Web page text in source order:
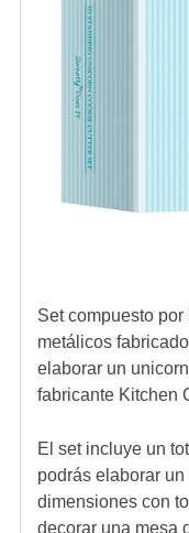
Set compuesto por
metálicos
elaborar un
fabricante Kitchen
El set incluye un
podrás elaborar
dimensiones con
decorar una mesa